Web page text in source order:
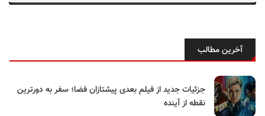
آخرین مطالب
جزئیات جدید از فیلم بعدی پیشتازان فضا؛ سفر به دورترین
نقطه از آینده